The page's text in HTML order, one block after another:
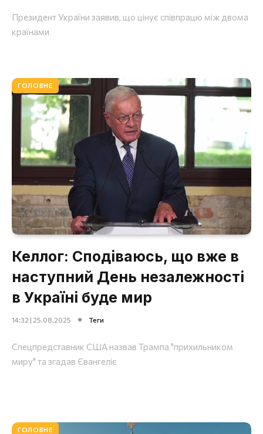
Президент України заявив, що цінує співпрацю між двома
країнами
ГОЛОВНЕ
Келлог: Сподіваюсь, що вже в
наступний День незалежності
в Україні буде мир
14:32 | 25.08.2025 Теги
Спецпредставник США назвав Трампа "прихильником
миру" та згадав Євангеліє
ГОЛОВНЕ